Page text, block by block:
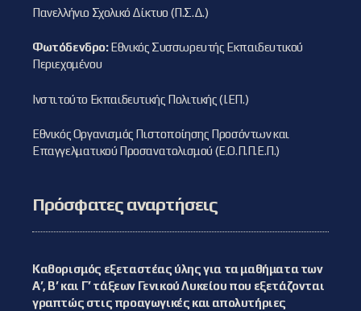
Πανελλήνιο Σχολικό Δίκτυο (Π.Σ.Δ.)
Φωτόδενδρο:Εθνικός Συσσωρευτής Εκπαιδευτικού
Περιεχομένου
Ινστιτούτο Εκπαιδευτικής Πολιτικής (Ι.ΕΠ.)
Εθνικός Οργανισμός Πιστοποίησης Προσόντων και
Επαγγελματικού Προσανατολισμού (Ε.Ο.Π.Π.Ε.Π.)
Πρόσφατες αναρτήσεις
Καθορισμός εξεταστέας ύλης για τα μαθήματα των
Α’, Β’ και Γ’ τάξεων Γενικού Λυκείου που εξετάζονται
γραπτώς στις προαγωγικές και απολυτήριες